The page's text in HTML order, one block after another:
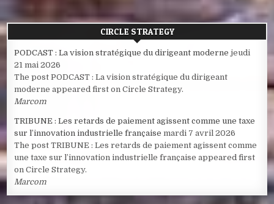
CIRCLE STRATEGY
PODCAST : La vision stratégique du dirigeant moderne jeudi
21 mai 2026
The post PODCAST : La vision stratégique du dirigeant
moderne appeared first on Circle Strategy.
Marcom
TRIBUNE : Les retards de paiement agissent comme une taxe
sur l’innovation industrielle française mardi 7 avril 2026
The post TRIBUNE : Les retards de paiement agissent comme
une taxe sur l’innovation industrielle française appeared first
on Circle Strategy.
Marcom